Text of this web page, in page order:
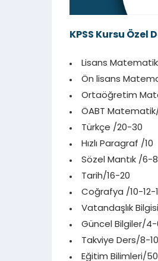
KPSS Kursu Özel
Lisans
Ön lisans
Ortaöğretim
ÖABT
Türkçe /20-30
Hızlı Paragraf /10
Sözel Mantık /6-
Tarih/16-20
Coğrafya /10-12-
Vatandaşlık
Güncel Bilgiler/4-
Takviye Ders/8-
Eğitim Bilimleri/